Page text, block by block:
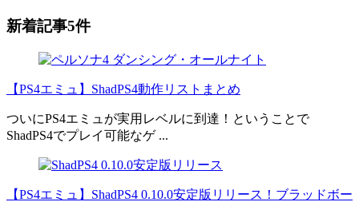
新着記事5件
【PS4エミュ】ShadPS4動作リストまとめ
ついにPS4エミュが実用レベルに到達！ということで
ShadPS4でプレイ可能なゲ ...
【PS4エミュ】ShadPS4 0.10.0安定版リリース！ブラッドボー